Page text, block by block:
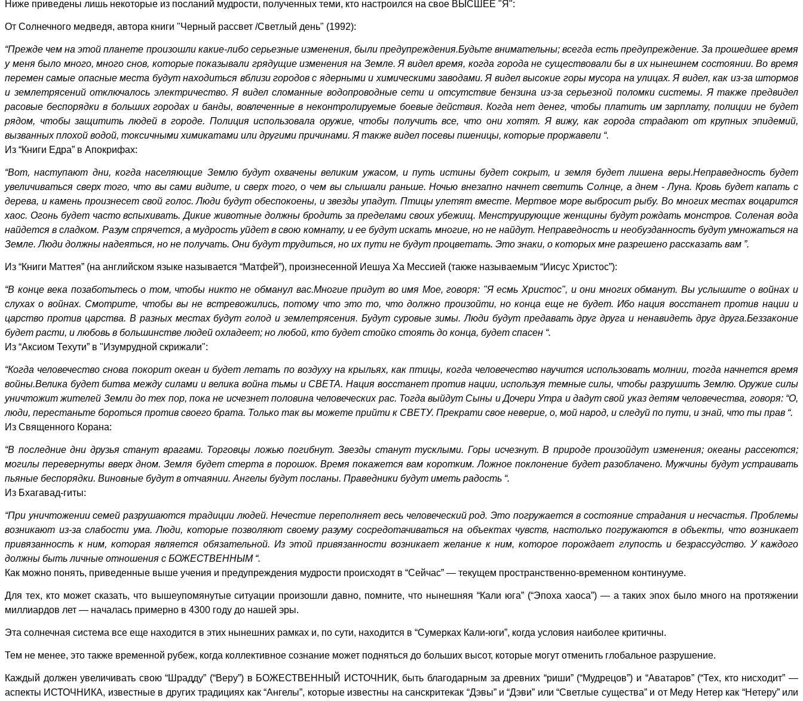
Ниже приведены лишь некоторые из посланий мудрости, полученных теми, кто настроился на свое ВЫСШЕЕ "Я":
От Солнечного медведя, автора книги "Черный рассвет /Светлый день" (1992):
“Прежде чем на этой планете произошли какие-либо серьезные изменения, были предупреждения.Будьте внимательны; всегда есть предупреждение. За прошедшее время
у меня было много, много снов, которые показывали грядущие изменения на Земле. Я видел время, когда города не существовали бы в их нынешнем состоянии. Во время
перемен самые опасные места будут находиться вблизи городов с ядерными и химическими заводами. Я видел высокие горы мусора на улицах. Я видел, как из-за штормов
и землетрясений отключалось электричество. Я видел сломанные водопроводные сети и отсутствие бензина из-за серьезной поломки системы. Я также предвидел
расовые беспорядки в больших городах и банды, вовлеченные в неконтролируемые боевые действия. Когда нет денег, чтобы платить им зарплату, полиции не будет
рядом, чтобы защитить людей в городе. Полиция использовала оружие, чтобы получить все, что они хотят. Я вижу, как города страдают от крупных эпидемий,
вызванных плохой водой, токсичными химикатами или другими причинами. Я также видел посевы пшеницы, которые проржавели “.
Из “Книги Едра” в Апокрифах:
“Вот, наступают дни, когда населяющие Землю будут охвачены великим ужасом, и путь истины будет сокрыт, и земля будет лишена веры.Неправедность будет
увеличиваться сверх того, что вы сами видите, и сверх того, о чем вы слышали раньше. Ночью внезапно начнет светить Солнце, а днем - Луна. Кровь будет капать с
дерева, и камень произнесет свой голос. Люди будут обеспокоены, и звезды упадут. Птицы улетят вместе. Мертвое море выбросит рыбу. Во многих местах воцарится
хаос. Огонь будет часто вспыхивать. Дикие животные должны бродить за пределами своих убежищ. Менструирующие женщины будут рождать монстров. Соленая вода
найдется в сладком. Разум спрячется, а мудрость уйдет в свою комнату, и ее будут искать многие, но не найдут. Неправедность и необузданность будут умножаться на
Земле. Люди должны надеяться, но не получать. Они будут трудиться, но их пути не будут процветать. Это знаки, о которых мне разрешено рассказать вам ”.
Из “Книги Маттея” (на английском языке называется “Матфей”), произнесенной Иешуа Ха Мессией (также называемым “Иисус Христос”):
“В конце века позаботьтесь о том, чтобы никто не обманул вас.Многие придут во имя Мое, говоря: "Я есмь Христос", и они многих обманут. Вы услышите о войнах и
слухах о войнах. Смотрите, чтобы вы не встревожились, потому что это то, что должно произойти, но конца еще не будет. Ибо нация восстанет против нации и
царство против царства. В разных местах будут голод и землетрясения. Будут суровые зимы. Люди будут предавать друг друга и ненавидеть друг друга.Беззаконие
будет расти, и любовь в большинстве людей охладеет; но любой, кто будет стойко стоять до конца, будет спасен “.
Из “Аксиом Техути” в "Изумрудной скрижали":
“Когда человечество снова покорит океан и будет летать по воздуху на крыльях, как птицы, когда человечество научится использовать молнии, тогда начнется время
войны.Велика будет битва между силами и велика война тьмы и СВЕТА. Нация восстанет против нации, используя темные силы, чтобы разрушить Землю. Оружие силы
уничтожит жителей Земли до тех пор, пока не исчезнет половина человеческих рас. Тогда выйдут Сыны и Дочери Утра и дадут свой указ детям человечества, говоря: “О,
люди, перестаньте бороться против своего брата. Только так вы можете прийти к СВЕТУ. Прекрати свое неверие, о, мой народ, и следуй по пути, и знай, что ты прав “.
Из Священного Корана:
“В последние дни друзья станут врагами. Торговцы ложью погибнут. Звезды станут тусклыми. Горы исчезнут. В природе произойдут изменения; океаны рассеются;
могилы перевернуты вверх дном. Земля будет стерта в порошок. Время покажется вам коротким. Ложное поклонение будет разоблачено. Мужчины будут устраивать
пьяные беспорядки. Виновные будут в отчаянии. Ангелы будут посланы. Праведники будут иметь радость “.
Из Бхагавад-гиты:
“При уничтожении семей разрушаются традиции людей. Нечестие переполняет весь человеческий род. Это погружается в состояние страдания и несчастья. Проблемы
возникают из-за слабости ума. Люди, которые позволяют своему разуму сосредотачиваться на объектах чувств, настолько погружаются в объекты, что возникает
привязанность к ним, которая является обязательной. Из этой привязанности возникает желание к ним, которое порождает глупость и безрассудство. У каждого
должны быть личные отношения с БОЖЕСТВЕННЫМ “.
Как можно понять, приведенные выше учения и предупреждения мудрости происходят в “Сейчас” — текущем пространственно-временном континууме.
Для тех, кто может сказать, что вышеупомянутые ситуации произошли давно, помните, что нынешняя “Кали юга” (“Эпоха хаоса”) — а таких эпох было много на протяжении
миллиардов лет — началась примерно в 4300 году до нашей эры.
Эта солнечная система все еще находится в этих нынешних рамках и, по сути, находится в “Сумерках Кали-юги”, когда условия наиболее критичны.
Тем не менее, это также временной рубеж, когда коллективное сознание может подняться до больших высот, которые могут отменить глобальное разрушение.
Каждый должен увеличивать свою “Шрадду” (“Веру”) в БОЖЕСТВЕННЫЙ ИСТОЧНИК, быть благодарным за древних “риши” (“Мудрецов”) и “Аватаров” (“Тех, кто нисходит” —
аспекты ИСТОЧНИКА, известные в других традициях как “Ангелы”, которые известны на санскритекак “Дэвы” и “Дэви” или “Светлые существа” и от Меду Нетер как “Нетеру” или